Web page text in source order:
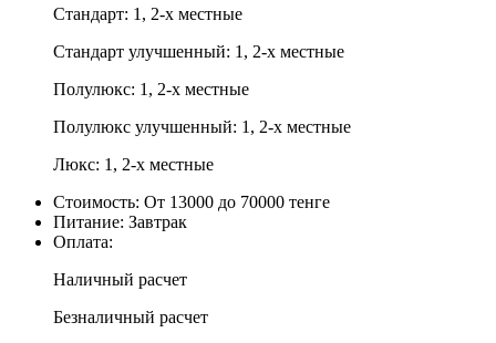
Стандарт: 1, 2-х местные
Стандарт улучшенный: 1, 2-х местные
Полулюкс: 1, 2-х местные
Полулюкс улучшенный: 1, 2-х местные
Люкс: 1, 2-х местные
Стоимость: От 13000 до 70000 тенге
Питание: Завтрак
Оплата:
Наличный расчет
Безналичный расчет